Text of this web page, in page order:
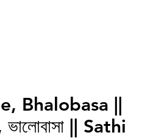
Bhalobasa ||
|| Sathi